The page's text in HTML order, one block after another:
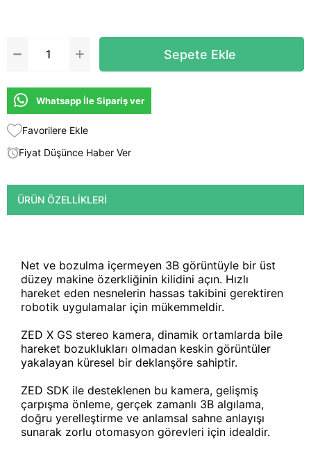
Whatsapp İle Sipariş ver
Favorilere Ekle
Fiyat Düşünce Haber Ver
ÜRÜN ÖZELLIKLERI
Net ve bozulma içermeyen 3B görüntüyle bir üst
düzey makine özerkliğinin kilidini açın. Hızlı
hareket eden nesnelerin hassas takibini gerektiren
robotik uygulamalar için mükemmeldir.
ZED X GS stereo kamera, dinamik ortamlarda bile
hareket bozuklukları olmadan keskin görüntüler
yakalayan küresel bir deklanşöre sahiptir.
ZED SDK ile desteklenen bu kamera, gelişmiş
çarpışma önleme, gerçek zamanlı 3B algılama,
doğru yerelleştirme ve anlamsal sahne anlayışı
sunarak zorlu otomasyon görevleri için idealdir.